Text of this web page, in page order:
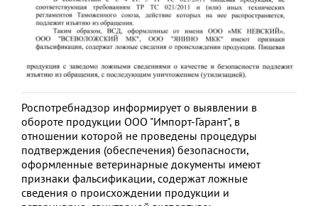
Роспотребнадзор информирует о выявлении в
обороте продукции ООО "Импорт-Гарант", в
отношении которой не проведены процедуры
подтверждения (обеспечения) безопасности,
оформленные ветеринарные документы имеют
признаки фальсификации, содержат ложные
сведения о происхождении продукции и